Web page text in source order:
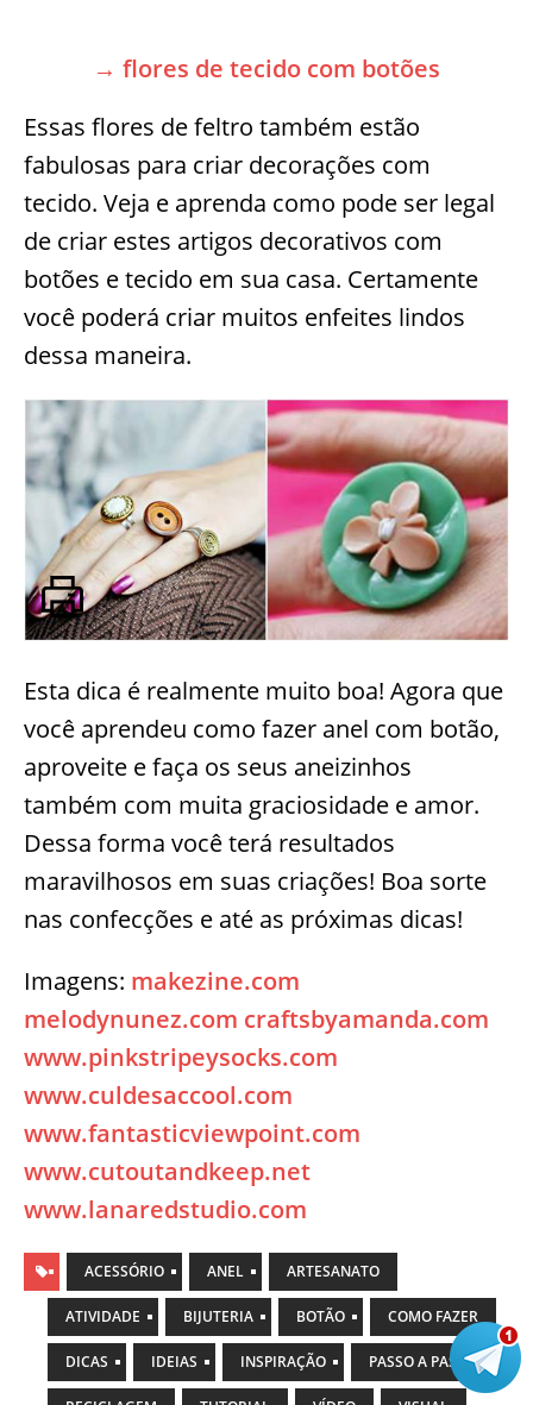
→ flores de tecido com botões
Essas flores de feltro também estão
fabulosas para criar decorações com
tecido. Veja e aprenda como pode ser legal
de criar estes artigos decorativos com
botões e tecido em sua casa. Certamente
você poderá criar muitos enfeites lindos
dessa maneira.
Esta dica é realmente muito boa! Agora que
você aprendeu como fazer anel com botão,
aproveite e faça os seus aneizinhos
também com muita graciosidade e amor.
Dessa forma você terá resultados
maravilhosos em suas criações! Boa sorte
nas confecções e até as próximas dicas!
Imagens: makezine.com
melodynunez.com craftsbyamanda.com
www.pinkstripeysocks.com
www.culdesaccool.com
www.fantasticviewpoint.com
www.cutoutandkeep.net
www.lanaredstudio.com
ACESSÓRIO ANEL ARTESANATO
ATIVIDADE BIJUTERIA BOTÃO COMO FAZER
DICAS IDEIAS INSPIRAÇÃO PASSO A PASSO